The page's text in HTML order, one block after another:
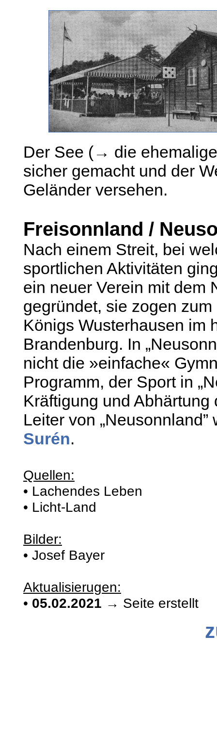
Der See (→ die
sicher gemacht und der
Geländer versehen.
Freisonnland /
Nach einem Streit, bei
sportlichen Aktivitäten
ein neuer Verein mit dem
gegründet, sie zogen
Königs Wusterhausen im
Brandenburg. In
nicht die »einfache«
Programm, der Sport in
Kräftigung und
Leiter von
Surén.
Quellen:
• Lachendes Leben
• Licht-Land
Bilder:
• Josef Bayer
Aktualisierugen:
• 05.02.2021 → Seite erstellt